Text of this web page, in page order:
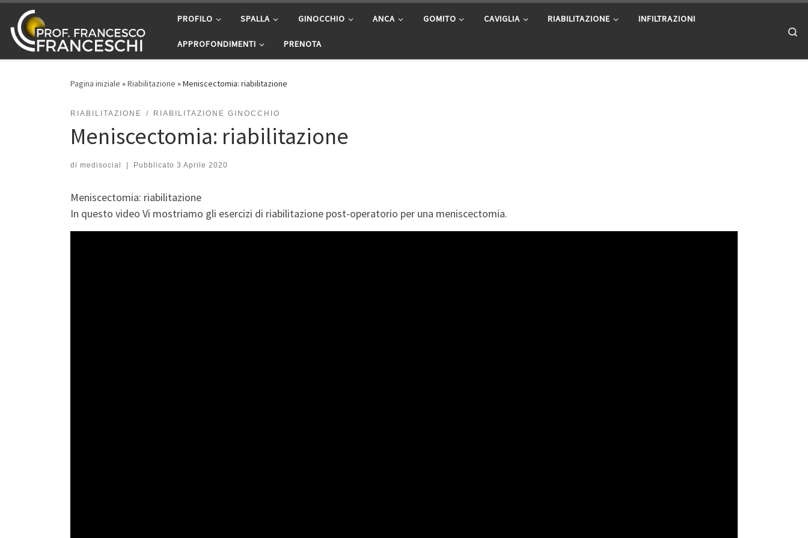
Passa al contenuto PROFILO SPALLA GINOCCHIO ANCA GOMITO CAVIGLIA RIABILITAZIONE INFILTRAZIONI
APPROFONDIMENTI PRENOTA
Pagina iniziale »Riabilitazione »Meniscectomia: riabilitazione
RIABILITAZIONE RIABILITAZIONE GINOCCHIO
Meniscectomia: riabilitazione
di medisocial | Pubblicato 3 Aprile 2020
Meniscectomia: riabilitazione
In questo video Vi mostriamo gli esercizi di riabilitazione post-operatorio per una meniscectomia.